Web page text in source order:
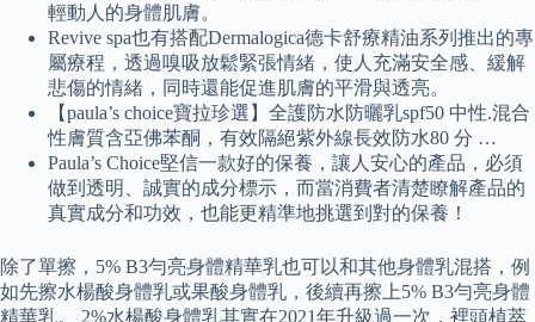
輕動人的身體肌膚。
Revive spa也有搭配Dermalogica德卡舒療精油系列推出的專
屬療程，透過嗅吸放鬆緊張情緒，使人充滿安全感、緩解
悲傷的情緒，同時還能促進肌膚的平滑與透亮。
【paula’s choice寶拉珍選】全護防水防曬乳spf50 中性.混合
性膚質含亞佛苯酮，有效隔絕紫外線長效防水80 分 …
Paula’s Choice堅信一款好的保養，讓人安心的產品，必須
做到透明、誠實的成分標示，而當消費者清楚瞭解產品的
真實成分和功效，也能更精準地挑選到對的保養！
除了單擦，5% B3勻亮身體精華乳也可以和其他身體乳混搭，例
如先擦水楊酸身體乳或果酸身體乳，後續再擦上5% B3勻亮身體
精華乳。 2%水楊酸身體乳其實在2021年升級過一次，裡頭植萃